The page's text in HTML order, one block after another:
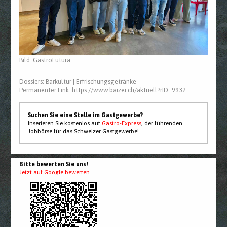
Bild: GastroFutura
Dossiers: Barkultur
Erfrischungsgetränke
Permanenter Link: https://www.baizer.ch/aktuell?rID=9932
Suchen Sie eine Stelle im Gastgewerbe?
Inserieren Sie kostenlos aufGastro-Express, der führenden
Jobbörse für das Schweizer Gastgewerbe!
Bitte bewerten Sie uns!
Jetzt auf Google bewerten